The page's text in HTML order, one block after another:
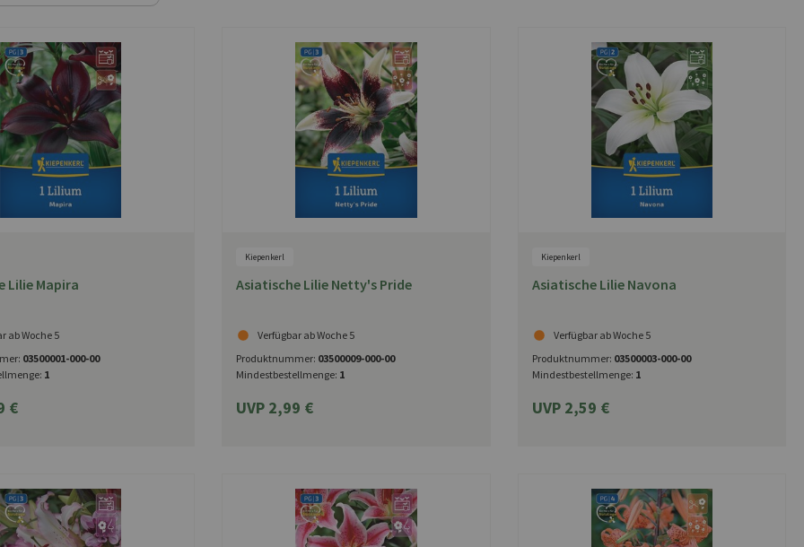
Lilie Mapira
ab Woche 5
03500001-000-00
1
€
Kiepenkerl
Asiatische Lilie Netty's Pride
Verfügbar ab Woche 5
Produktnummer: 03500009-000-00
Mindestbestellmenge: 1
UVP 2,99 €
Kiepenkerl
Asiatische Lilie Navona
Verfügbar ab Woche 5
Produktnummer: 03500003-000-00
Mindestbestellmenge: 1
UVP 2,59 €